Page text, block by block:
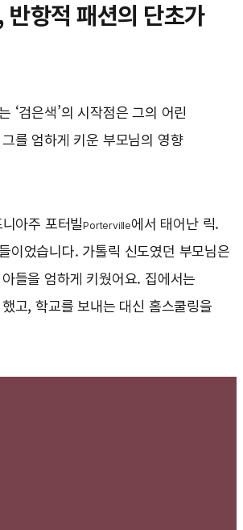
반항적 패션의 단초가
‘검은색’의 시작점은 그의 어린
를 엄하게 키운 부모님의 영향
아주 포터빌Porterville에서 태어난 릭.
이었습니다. 가톨릭 신도였던 부모님은
들을 엄하게 키웠어요. 집에서는
고, 학교를 보내는 대신 홈스쿨링을